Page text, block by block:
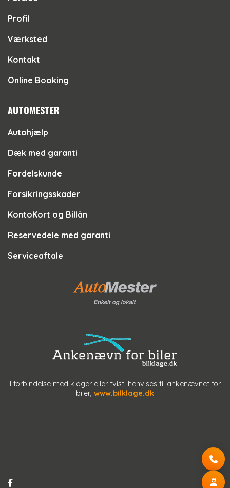
Profil
Værksted
Kontakt
Online Booking
AUTOMESTER
Autohjælp
Dæk med garanti
Fordelskunde
Forsikringsskader
KontoKort og Billån
Reservedele med garanti
Serviceaftale
I forbindelse med klager eller tvist, henvises til ankenævnet for
biler, www.bilklage.dk